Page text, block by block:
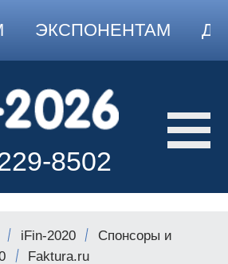
ЭКСПОНЕНТАМ
8502
iFin-2020
Спонсоры и
Faktura.ru